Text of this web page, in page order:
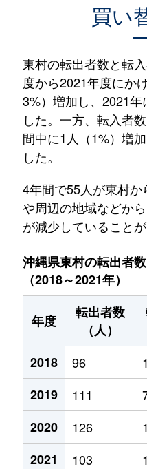
買い
東村の転出者数と転
度から2021年度にか
3%）増加し、2021年
した。一方、転入者
間中に1人（1%）増
した。
4年間で55人が東村
や周辺の地域などか
が減少していることが
沖縄県東村の転出者
（2018～2021年）
年度
転出者数
（人）
2018
96
2019
111
2020
126
2021
103